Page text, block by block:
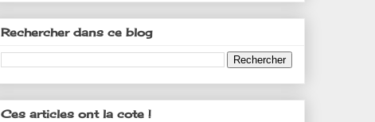
Rechercher dans ce blog
Ces articles ont la cote !